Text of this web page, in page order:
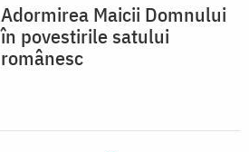
Adormirea Maicii Domnului
în povestirile satului
românesc